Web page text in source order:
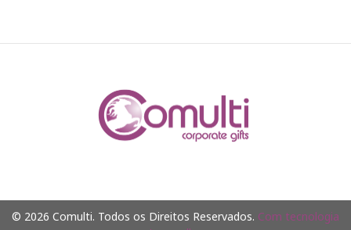
© 2026 Comulti. Todos os Direitos Reservados. Com tecnologia